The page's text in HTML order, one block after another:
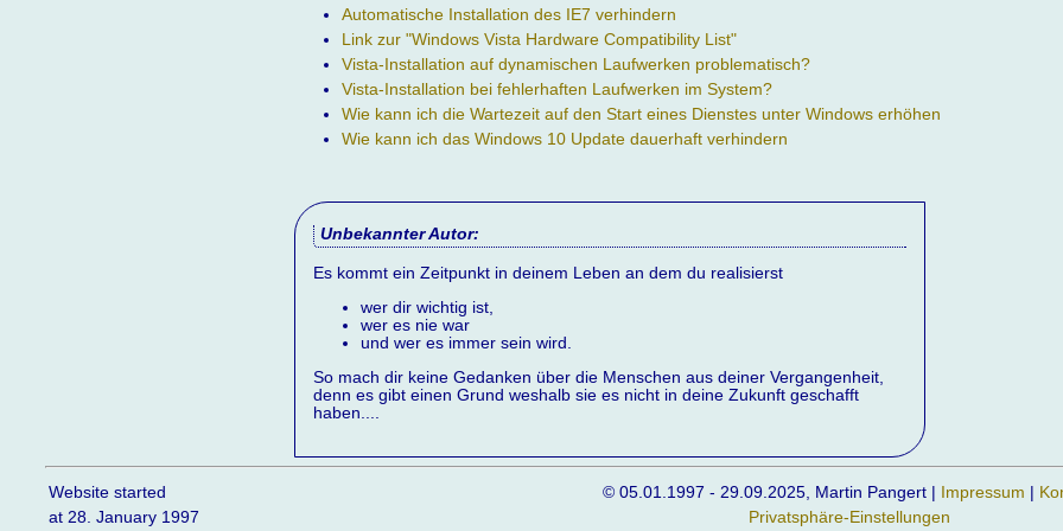
Automatische Installation des IE7 verhindern
Link zur "Windows Vista Hardware Compatibility List"
Vista-Installation auf dynamischen Laufwerken problematisch?
Vista-Installation bei fehlerhaften Laufwerken im System?
Wie kann ich die Wartezeit auf den Start eines Dienstes unter Windows erhöhen
Wie kann ich das Windows 10 Update dauerhaft verhindern
Unbekannter Autor:
Es kommt ein Zeitpunkt in deinem Leben an dem du realisierst
wer dir wichtig ist,
wer es nie war
und wer es immer sein wird.
So mach dir keine Gedanken über die Menschen aus deiner Vergangenheit,
denn es gibt einen Grund weshalb sie es nicht in deine Zukunft geschafft
haben....
Website started
at 28. January 1997
© 05.01.1997 - 29.09.2025, Martin Pangert | Impressum |
Privatsphäre-Einstellungen